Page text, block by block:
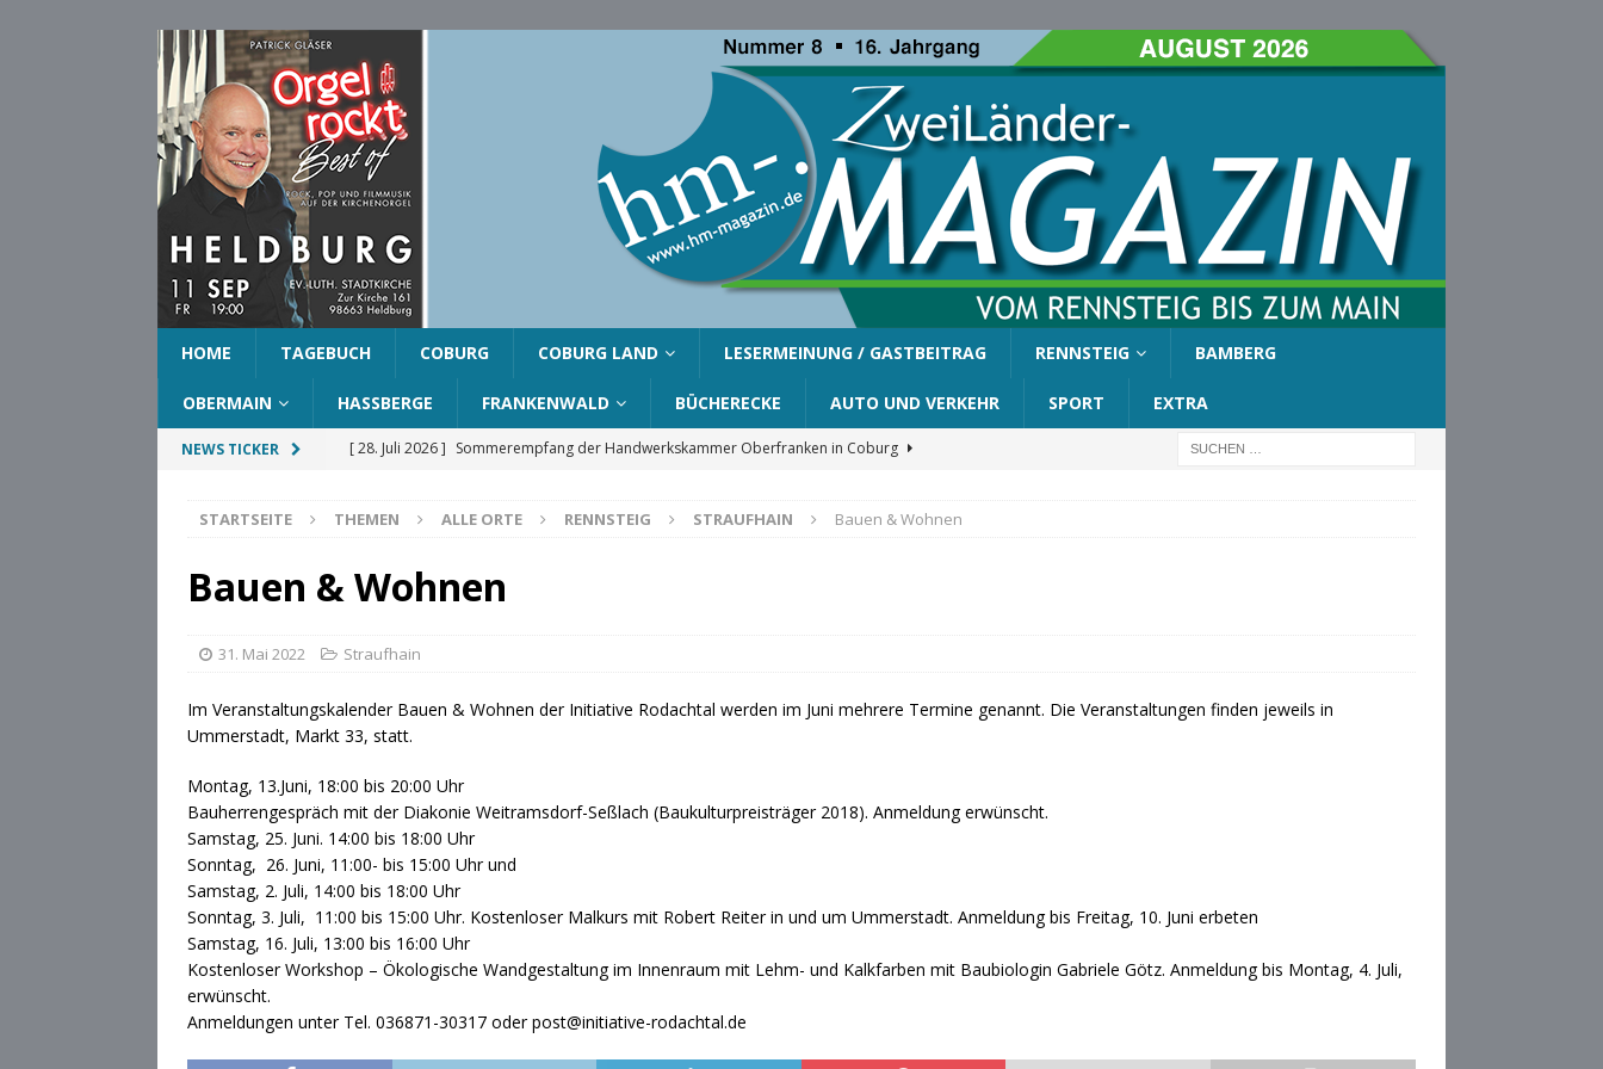
HOME TAGEBUCH COBURG COBURG LAND LESERMEINUNG / GASTBEITRAG RENNSTEIG BAMBERG
OBERMAIN HASSBERGE FRANKENWALD BÜCHERECKE AUTO UND VERKEHR SPORT EXTRA
NEWS TICKER [ 28. Juli 2026 ] Sommerempfang der Handwerkskammer Oberfranken in Coburg
[ 28. Juli 2026 ] Ehrenring der Gemeinde Ahorn für Silvia Finzel
AHORN
[ 28. Juli 2026 ]
[ 28. Juli 2026 ]
STARTSEITE THEMEN ALLE ORTE RENNSTEIG STRAUFHAIN Bauen & Wohnen
Bauen & Wohnen
31. Mai 2022 Straufhain
Im Veranstaltungskalender Bauen & Wohnen der Initiative Rodachtal werden im Juni mehrere Termine genannt. Die Veranstaltungen finden jeweils in
Ummerstadt, Markt 33, statt.
Montag, 13.Juni, 18:00 bis 20:00 Uhr
Bauherrengespräch mit der Diakonie Weitramsdorf-Seßlach (Baukulturpreisträger 2018). Anmeldung erwünscht.
Samstag, 25. Juni. 14:00 bis 18:00 Uhr
Sonntag, 26. Juni, 11:00- bis 15:00 Uhr und
Samstag, 2. Juli, 14:00 bis 18:00 Uhr
Sonntag, 3. Juli, 11:00 bis 15:00 Uhr. Kostenloser Malkurs mit Robert Reiter in und um Ummerstadt. Anmeldung bis Freitag, 10. Juni erbeten
Samstag, 16. Juli, 13:00 bis 16:00 Uhr
Kostenloser Workshop – Ökologische Wandgestaltung im Innenraum mit Lehm- und Kalkfarben mit Baubiologin Gabriele Götz. Anmeldung bis Montag, 4. Juli,
erwünscht.
Anmeldungen unter Tel. 036871-30317 oder post@initiative-rodachtal.de